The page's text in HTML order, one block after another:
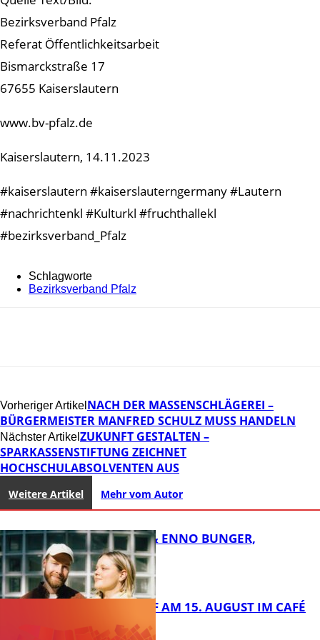
Bezirksverband Pfalz
Referat Öffentlichkeitsarbeit
Bismarckstraße 17
67655 Kaiserslautern
www.bv-pfalz.de
Kaiserslautern, 14.11.2023
#kaiserslautern #kaiserslauterngermany #Lautern
#nachrichtenkl #Kulturkl #fruchthallekl
#bezirksverband_Pfalz
Schlagworte
Bezirksverband Pfalz
Vorheriger Artikel NACH DER MASSENSCHLÄGEREI –
BÜRGERMEISTER MANFRED SCHULZ MUSS HANDELN
Nächster Artikel ZUKUNFT GESTALTEN –
SPARKASSENSTIFTUNG ZEICHNET
HOCHSCHULABSOLVENTEN AUS
Weitere Artikel Mehr vom Autor
LINA MALY & ENNO BUNGER,
KAMMGARN
APÉRO-TREFF AM 15. AUGUST IM CAFÉ
LUMA (42)